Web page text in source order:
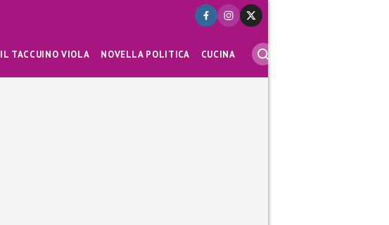
IL TACCUINO VIOLA NOVELLA POLITICA CUCINA